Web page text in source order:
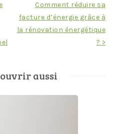
Comment réduire sa
facture d’énergie grâce à
la rénovation énergétique
? >
aussi